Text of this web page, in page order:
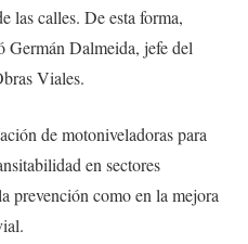
las calles. De esta forma,
Germán Dalmeida, jefe del
Viales.
de motoniveladoras para
en sectores
prevención como en la mejora